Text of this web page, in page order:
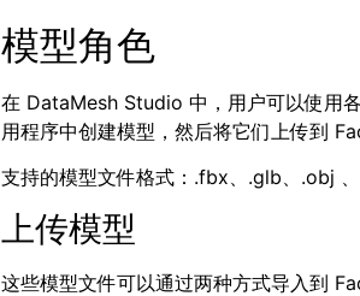
模型角色
在 DataMesh Studio 中，用户可以使用
用程序中创建模型，然后将它们上传到
支持的模型文件格式：.fbx、.glb、.obj
上传模型
这些模型文件可以通过两种方式导入到